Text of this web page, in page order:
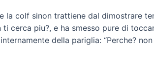
la colf sinon trattiene dal dimostrare
cerca piu?, e ha smesso pure di
della pariglia: “Perche?